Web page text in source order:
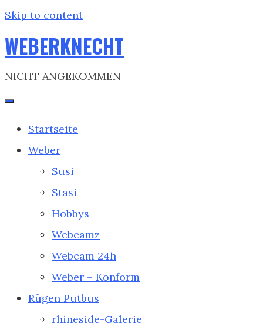
Skip to content
WEBERKNECHT
NICHT ANGEKOMMEN
Startseite
Weber
Susi
Stasi
Hobbys
Webcamz
Webcam 24h
Weber – Konform
Rügen Putbus
rhineside-Galerie